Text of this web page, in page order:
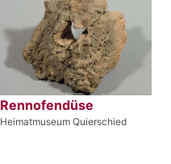
Rennofendüse
Heimatmuseum Quierschied